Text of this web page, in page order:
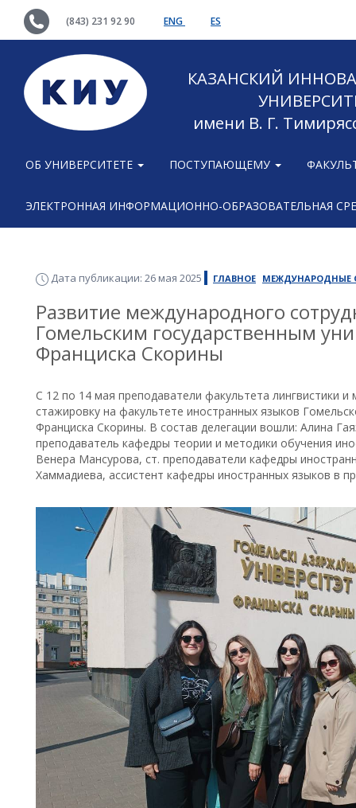
(843) 231 92 90 ENG ES
КАЗАНСКИЙ
имени В. Г.
ОБ УНИВЕРСИТЕТЕ ПОСТУПАЮЩЕМУ
ЭЛЕКТРОННАЯ ИНФОРМАЦИОННО-ОБРАЗОВАТЕЛЬНАЯ
Дата публикации: 26 мая 2025 ГЛАВНОЕ МЕЖДУНАРОДНЫЕ
Развитие международного
Гомельским государственным
Франциска Скорины
С 12 по 14 мая преподаватели факультета лингвистики
стажировку на факультете иностранных языков
Франциска Скорины. В состав делегации вошли: Алина
преподаватель кафедры теории и методики обучения
Венера Мансурова, ст. преподаватели кафедры
Хаммадиева, ассистент кафедры иностранных языков в